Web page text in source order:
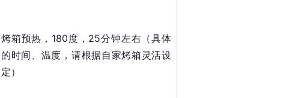
烤箱预热，180度，25分钟左右（具体
的时间、温度，请根据自家烤箱灵活设
定）